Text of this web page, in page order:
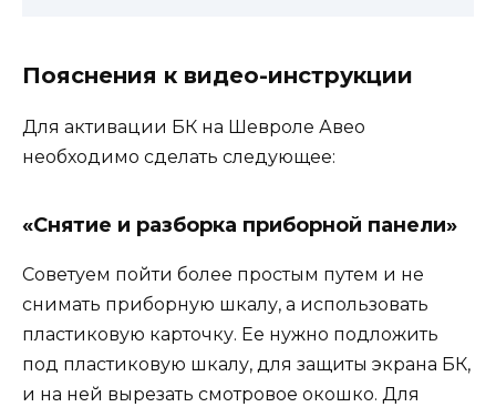
Пояснения к видео-инструкции
Для активации БК на Шевроле Авео
необходимо сделать следующее:
«Снятие и разборка приборной панели»
Советуем пойти более простым путем и не
снимать приборную шкалу, а использовать
пластиковую карточку. Ее нужно подложить
под пластиковую шкалу, для защиты экрана БК,
и на ней вырезать смотровое окошко. Для